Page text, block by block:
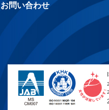
お問い合わせ